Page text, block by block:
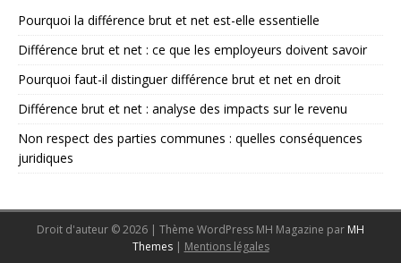
Pourquoi la différence brut et net est-elle essentielle
Différence brut et net : ce que les employeurs doivent savoir
Pourquoi faut-il distinguer différence brut et net en droit
Différence brut et net : analyse des impacts sur le revenu
Non respect des parties communes : quelles conséquences
juridiques
Droit d'auteur © 2026 | Thème WordPress MH Magazine par MH
Themes | Mentions légales